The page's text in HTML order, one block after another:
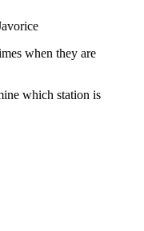
when they are
which station is